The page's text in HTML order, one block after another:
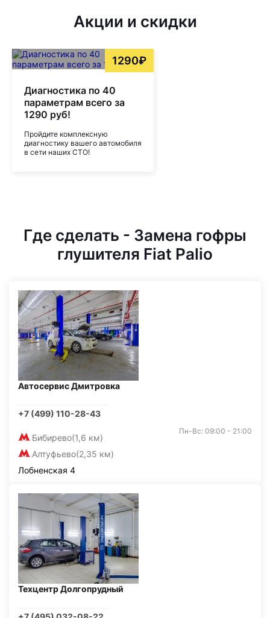
Акции и скидки
1290₽
Диагностика по 40
параметрам всего за
1290 руб!
Пройдите комплексную
диагностику вашего автомобиля
в сети наших СТО!
Где сделать - Замена гофры
глушителя Fiat Palio
Автосервис Дмитровка
+7 (499) 110-28-43
Бибирево(1,6 км)
Алтуфьево(2,35 км)
Пн-Вс: 09:00 - 21:00
Лобненская 4
Техцентр Долгопрудный